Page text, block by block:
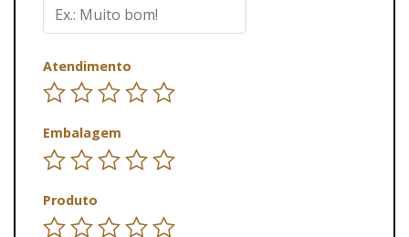
Atendimento
Embalagem
Produto